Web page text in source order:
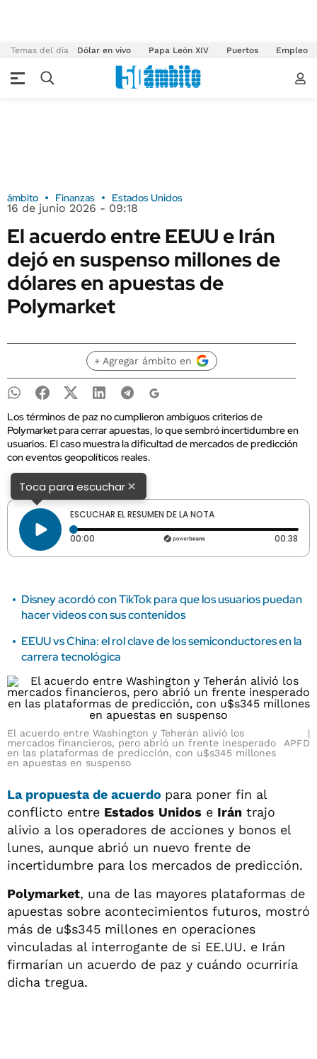
Temas del día Dólar en vivo Papa León XIV Puertos Empleo
ámbito Finanzas Estados Unidos
16 de junio 2026 - 09:18
El acuerdo entre EEUU e Irán
dejó en suspenso millones de
dólares en apuestas de
Polymarket
+ Agregar ámbito en
Los términos de paz no cumplieron ambiguos criterios de
Polymarket para cerrar apuestas, lo que sembró incertidumbre en
usuarios. El caso muestra la dificultad de mercados de predicción
con eventos geopolíticos reales.
Toca para escuchar×
ESCUCHAR EL RESUMEN DE LA NOTA
00:00 Tiempo transcurrido: 0 segundos 00:38
Disney acordó con TikTok para que los usuarios puedan
hacer videos con sus contenidos
EEUU vs China: el rol clave de los semiconductores en la
carrera tecnológica
El acuerdo entre Washington y Teherán alivió los
mercados financieros, pero abrió un frente inesperado
en las plataformas de predicción, con u$s345 millones
en apuestas en suspenso
APFD
La propuesta de acuerdo para poner fin al
conflicto entre Estados Unidos e Irán trajo
alivio a los operadores de acciones y bonos el
lunes, aunque abrió un nuevo frente de
incertidumbre para los mercados de predicción.
Polymarket, una de las mayores plataformas de
apuestas sobre acontecimientos futuros, mostró
más de u$s345 millones en operaciones
vinculadas al interrogante de si EE.UU. e Irán
firmarían un acuerdo de paz y cuándo ocurriría
dicha tregua.